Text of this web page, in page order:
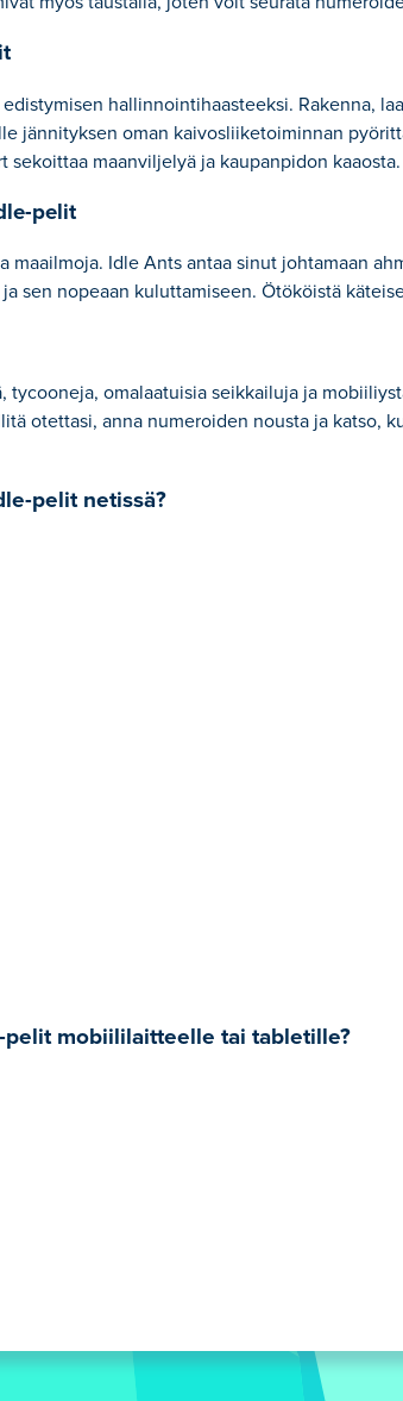
hallinnointihaasteeksi. Rakenna,
jännityksen oman kaivosliiketoiminnan
sekoittaa maanviljelyä ja kaupanpidon kaaosta.
pelit
maailmoja. Idle Ants antaa sinut johtamaan
sen nopeaan kuluttamiseen. Ötököistä
tycooneja, omalaatuisia seikkailuja ja
otettasi, anna numeroiden nousta ja katso,
pelit netissä?
pelit mobiililaitteelle tai tabletille?